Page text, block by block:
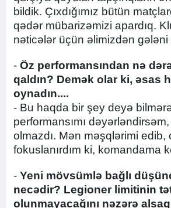
bildik. Çıxdığımız bütün
qədər mübarizəmizi apardıq.
nəticələr üçün əlimizdən gələni
- Öz performansından nə
qaldın? Demək olar ki, əsas
oynadın....
- Bu haqda bir şey deyə
performansımı
olmazdı. Mən məşqlərimi edib,
fokuslanırdım ki, komandama
- Yeni mövsümlə bağlı
necədir? Legioner limitinin
olunmayacağını nəzərə